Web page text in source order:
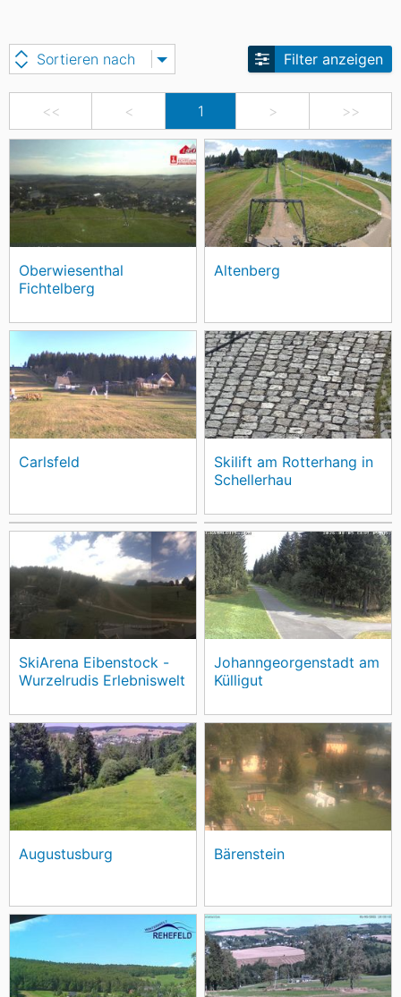
<< < 1 > >>
Sortieren nach Filter anzeigen
Oberwiesenthal
Fichtelberg
Altenberg
Carlsfeld
Skilift am Rotterhang in
Schellerhau
SkiArena Eibenstock -
Wurzelrudis Erlebniswelt
Johanngeorgenstadt am
Külligut
Augustusburg Bärenstein